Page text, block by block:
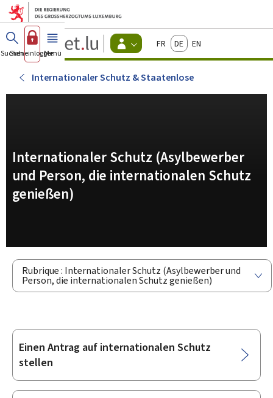
Zum Hauptmenü
Zum Inhalt
Guichet.lu
Changer
d'espace
Menu
bürger
FrançaisDeutschEnglish
Suchen
Sich einloggen
Menü Haupt-
Internationaler Schutz & Staatenlose
Internationaler Schutz (Asylbewerber
und Person, die internationalen Schutz
genießen)
Rubrique : Internationaler Schutz (Asylbewerber und
Person, die internationalen Schutz genießen)
Unterrubriken
Einen Antrag auf internationalen Schutz
stellen